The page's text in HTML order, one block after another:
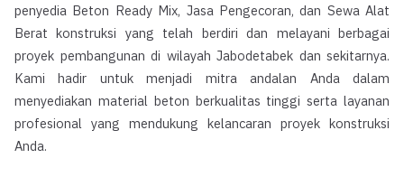
penyedia Beton Ready Mix, Jasa Pengecoran, dan Sewa Alat
Berat konstruksi yang telah berdiri dan melayani berbagai
proyek pembangunan di wilayah Jabodetabek dan sekitarnya.
Kami hadir untuk menjadi mitra andalan Anda dalam
menyediakan material beton berkualitas tinggi serta layanan
profesional yang mendukung kelancaran proyek konstruksi
Anda.